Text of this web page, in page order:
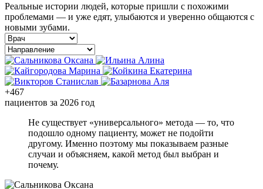
Реальные истории людей, которые пришли с похожими
проблемами — и уже едят, улыбаются и уверенно общаются с
новыми зубами.
+467
пациентов за 2026 год
Не существует «универсального» метода — то, что
подошло одному пациенту, может не подойти
другому. Именно поэтому мы показываем разные
случаи и объясняем, какой метод был выбран и
почему.